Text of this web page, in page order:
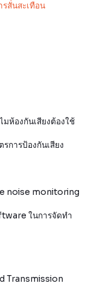
สั่นสะเทือน
ห้องกันเสียงต้องใช้
การป้องกันเสียง
noise monitoring
ในการจัดทำ
Transmission